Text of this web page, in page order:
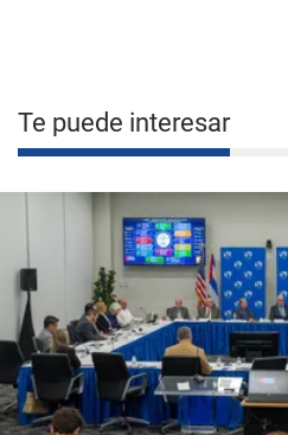
Te puede interesar